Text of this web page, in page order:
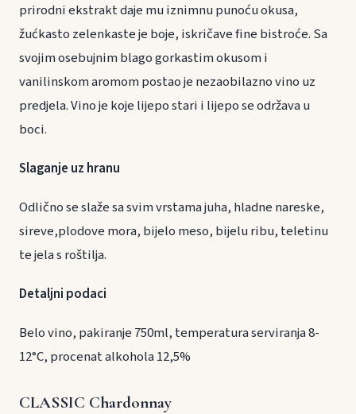
prirodni ekstrakt daje mu iznimnu punoću okusa,
žućkasto zelenkaste je boje, iskričave fine bistroće. Sa
svojim osebujnim blago gorkastim okusom i
vanilinskom aromom postao je nezaobilazno vino uz
predjela. Vino je koje lijepo stari i lijepo se održava u
boci.
Slaganje uz hranu
Odlično se slaže sa svim vrstama juha, hladne nareske,
sireve,plodove mora, bijelo meso, bijelu ribu, teletinu
te jela s roštilja.
Detaljni podaci
Belo vino, pakiranje 750ml, temperatura serviranja 8-
12°C, procenat alkohola 12,5%
CLASSIC Chardonnay